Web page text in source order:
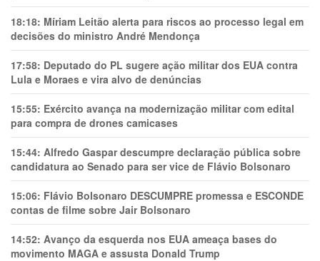
18:18: Míriam Leitão alerta para riscos ao processo legal em
decisões do ministro André Mendonça
17:58: Deputado do PL sugere ação militar dos EUA contra
Lula e Moraes e vira alvo de denúncias
15:55: Exército avança na modernização militar com edital
para compra de drones camicases
15:44: Alfredo Gaspar descumpre declaração pública sobre
candidatura ao Senado para ser vice de Flávio Bolsonaro
15:06: Flávio Bolsonaro DESCUMPRE promessa e ESCONDE
contas de filme sobre Jair Bolsonaro
14:52: Avanço da esquerda nos EUA ameaça bases do
movimento MAGA e assusta Donald Trump